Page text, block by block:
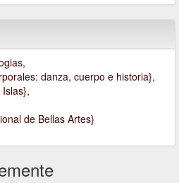
danza, cuerpo e historia},
de Bellas Artes}